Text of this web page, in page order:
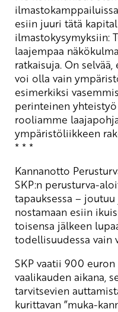
esiin juuri tätä
ilmastokysymyksiin:
laajempaa
ratkaisuja. On
voi olla vain
esimerkiksi
perinteinen
rooliamme
ympäristöliikkeen
* * *
Kannanotto
SKP:n perusturva-
tapauksessa –
nostamaan esiin
toisensa jälkeen
todellisuudessa vain
SKP vaatii 900
vaalikauden aikana,
tarvitsevien
kurittavan ”muka-